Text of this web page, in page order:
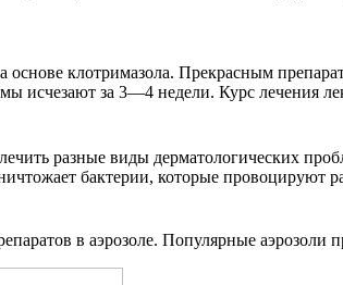
клотримазола. Прекрасным
исчезают за 3—4 недели. Курс лечения
разные виды дерматологических
бактерии, которые провоцируют
в аэрозоле. Популярные аэрозоли